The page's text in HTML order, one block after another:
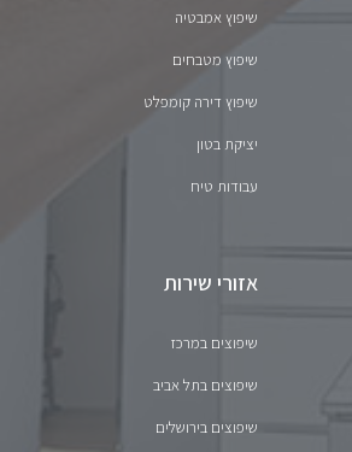
שיפוץ אמבטיה
שיפוץ מטבחים
שיפוץ דירה קומפלט
יציקת בטון
עבודות טיח
אזורי שירות
שיפוצים במרכז
שיפוצים בתל אביב
שיפוצים בירושלים